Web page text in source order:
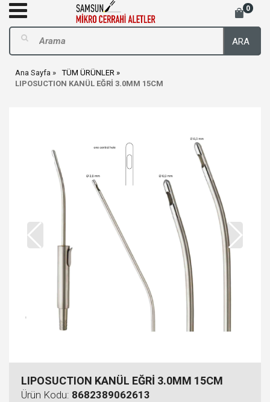
0
ARA
Ana Sayfa
TÜM ÜRÜNLER
LIPOSUCTION KANÜL EĞRİ 3.0MM 15CM
LIPOSUCTION KANÜL EĞRİ 3.0MM 15CM
Ürün Kodu: 8682389062613